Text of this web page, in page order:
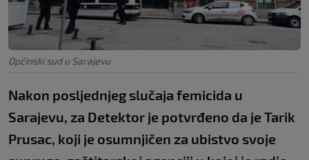
Općinski sud u Sarajevu
Nakon posljednjeg slučaja femicida u
Sarajevu, za Detektor je potvrđeno da je Tarik
Prusac, koji je osumnjičen za ubistvo svoje